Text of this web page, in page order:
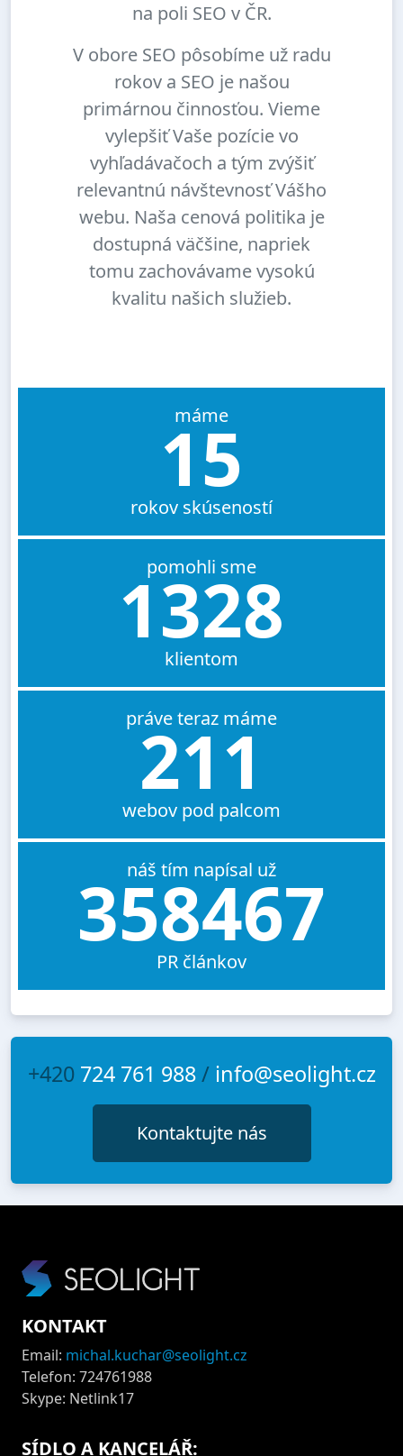
na poli SEO v ČR.
V obore SEO pôsobíme už radu
rokov a SEO je našou
primárnou činnosťou. Vieme
vylepšiť Vaše pozície vo
vyhľadávačoch a tým zvýšiť
relevantnú návštevnosť Vášho
webu. Naša cenová politika je
dostupná väčšine, napriek
tomu zachovávame vysokú
kvalitu našich služieb.
máme
15
rokov skúseností
pomohli sme
1328
klientom
práve teraz máme
211
webov pod palcom
náš tím napísal už
358467
PR článkov
+420 724 761 988/ info@seolight.cz
Kontaktujte nás
KONTAKT
Email: michal.kuchar@seolight.cz
Telefon: 724761988
Skype: Netlink17
SÍDLO A KANCELÁŘ: